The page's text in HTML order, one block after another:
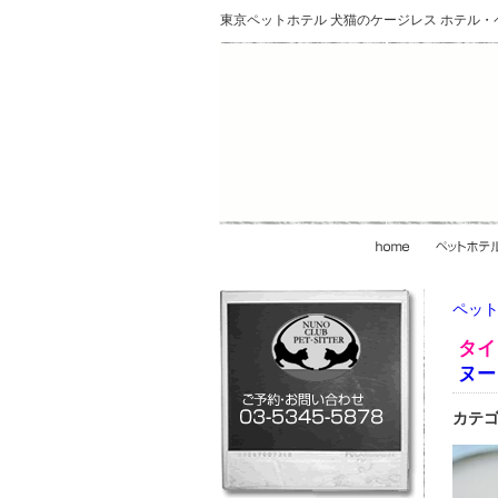
東京ペットホテル 犬猫のケージレス ホテル
ペッ
タ
ヌ
カテ